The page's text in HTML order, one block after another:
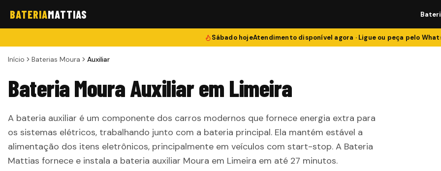
BATERIAMATTIAS
SábadohojeAtendimento disponível agora · Ligue ou peça pelo
Início Baterias Moura Auxiliar
Bateria Moura Auxiliar em Limeira
A bateria auxiliar é um componente dos carros modernos que fornece energia extra para
os sistemas elétricos, trabalhando junto com a bateria principal. Ela mantém estável a
alimentação dos itens eletrônicos, principalmente em veículos com start-stop. A Bateria
Mattias fornece e instala a bateria auxiliar Moura em Limeira em até 27 minutos.